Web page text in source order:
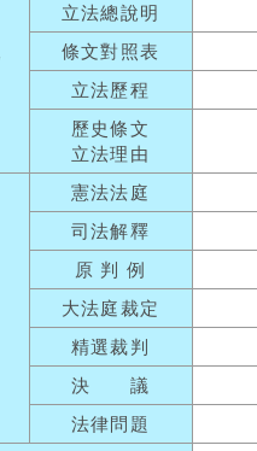
立法總說明
條文對照表
立法歷程
歷史條文
立法理由
憲法法庭
司法解釋
原 判 例
大法庭裁定
精選裁判
決 議
法律問題